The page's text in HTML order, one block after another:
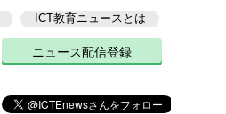
ICT教育ニュースとは
ニュース配信登録